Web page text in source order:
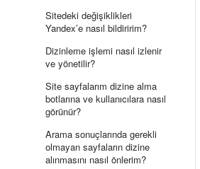
Sitedeki değişiklikleri
Yandex’e nasıl bildiririm?
Dizinleme işlemi nasıl izlenir
ve yönetilir?
Site sayfalarım dizine alma
botlarına ve kullanıcılara nasıl
görünür?
Arama sonuçlarında gerekli
olmayan sayfaların dizine
alınmasını nasıl önlerim?